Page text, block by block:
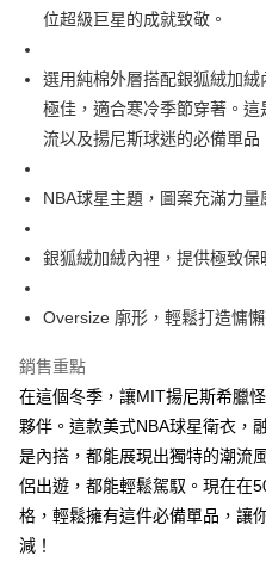
Google Pay
全盈+PAY
AFTEE先享後付
相關說明
【關於「AFTEE先享後付」】
AFTEE先享後付是「在收到商品之
１．簡單：不需註冊會員、不需綁卡
２．便利：只要手機號碼，簡訊認證
【「AFTEE先享後付」結帳流程】
結帳頁面，進行簡訊認證並確認金額
２．訂單成立數日內，您將收到繳費
３．收到繳費通知簡訊後14天內，
ATM／網路銀行／等多元方式進行付
※ 請注意：結帳手續完成當下不需立
後付繳納相關費用。
※ 交易是否成功請以「AFTEE先享後
是否繳費成功／繳費後需取消欲退款
客戶支援中心」
ATM付款
運送方式
全家取貨付款
每筆NT$45
付款 後全家取貨
每筆NT$45
7-11取貨付款
付款 後7-11取貨
每筆NT$45，滿NT$499(含以上)
位超級巨星的成就致敬。
選用純棉外層搭配銀狐絨加
極佳，適合寒冷季節穿著。
流以及揚尼斯球迷的必備單品
NBA球星主題，圖案充滿力量
銀狐絨加絨內裡，提供極致
Oversize 廓形，輕鬆打造慵
銷售重點
在這個冬季，讓MIT揚尼斯希臘
夥伴。這款美式NBA球星衛衣，
是內搭，都能展現出獨特的潮流
侶出遊，都能輕鬆駕馭。現在在
格，輕鬆擁有這件必備單品，讓
減！